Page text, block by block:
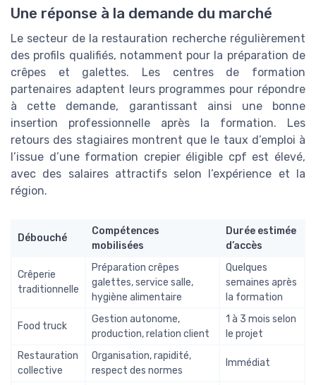
Une réponse à la demande du marché
Le secteur de la restauration recherche régulièrement
des profils qualifiés, notamment pour la préparation de
crêpes et galettes. Les centres de formation
partenaires adaptent leurs programmes pour répondre
à cette demande, garantissant ainsi une bonne
insertion professionnelle après la formation. Les
retours des stagiaires montrent que le taux d’emploi à
l’issue d’une formation crepier éligible cpf est élevé,
avec des salaires attractifs selon l’expérience et la
région.
Débouché
Compétences
mobilisées
Durée estimée
d’accès
Crêperie
traditionnelle
Préparation crêpes
galettes, service salle,
hygiène alimentaire
Quelques
semaines après
la formation
Food truck
Gestion autonome,
production, relation client
1 à 3 mois selon
le projet
Restauration
collective
Organisation, rapidité,
respect des normes
Immédiat